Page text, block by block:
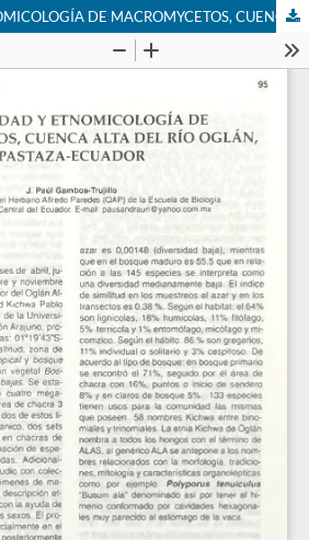
DIVERSIDAD Y ETNOMICOLOGÍA DE MACROMYCETOS, CUENCA ALTA DEL RÍO OGLÁN, PASTAZA-ECUADOR